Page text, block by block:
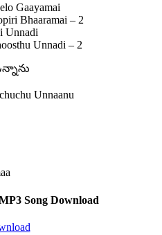
Gaayamai
Bhaaramai – 2
Unnadi
Unnadi – 2
Unnaanu
Song Download